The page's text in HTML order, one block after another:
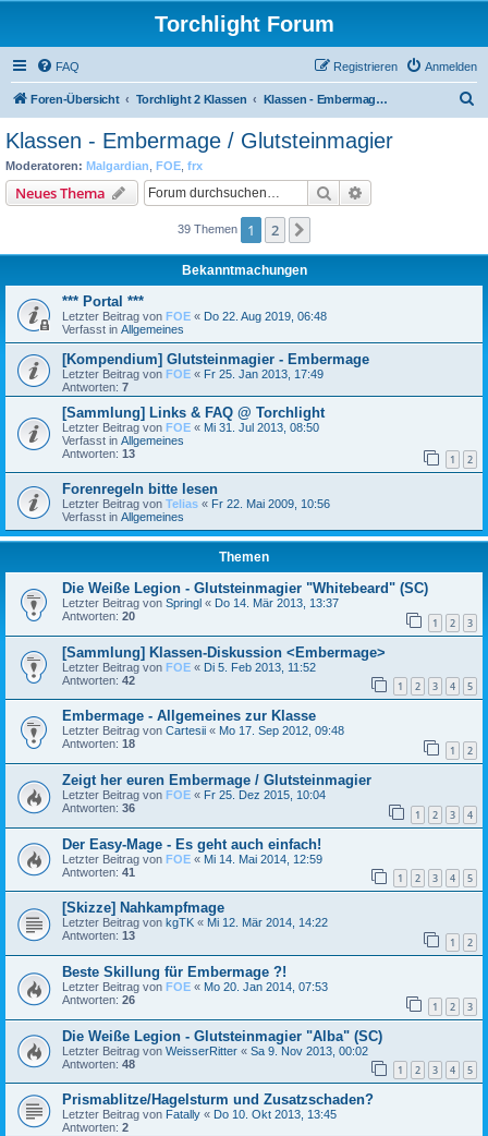
Torchlight Forum
FAQ Anmelden
Registrieren
Foren-Übersicht Torchlight 2 Klassen Klassen - Embermage / Glutsteinmagier
Klassen - Embermage / Glutsteinmagier
Moderatoren: Malgardian FOE frx
Neues Thema Suche
39 Themen 1 2
Bekanntmachungen
*** Portal ***
Letzter Beitrag von FOE « Do 22. Aug 2019, 06:48
Verfasst in Allgemeines
[Kompendium] Glutsteinmagier - Embermage
Letzter Beitrag von FOE « Fr 25. Jan 2013, 17:49
Antworten: 7
[Sammlung] Links & FAQ @ Torchlight
Letzter Beitrag von FOE « Mi 31. Jul 2013, 08:50
Verfasst in Allgemeines
Antworten: 13 1 2
Forenregeln bitte lesen
Letzter Beitrag von Telias « Fr 22. Mai 2009, 10:56
Verfasst in Allgemeines
Themen
Die Weiße Legion - Glutsteinmagier "Whitebeard" (SC)
Letzter Beitrag von Springl « Do 14. Mär 2013, 13:37
Antworten: 20 1 2 3
[Sammlung] Klassen-Diskussion <Embermage>
Letzter Beitrag von FOE « Di 5. Feb 2013, 11:52
Antworten: 42 1 2 3 4 5
Embermage - Allgemeines zur Klasse
Letzter Beitrag von Cartesii « Mo 17. Sep 2012, 09:48
Antworten: 18 1 2
Zeigt her euren Embermage / Glutsteinmagier
Letzter Beitrag von FOE « Fr 25. Dez 2015, 10:04
Antworten: 36 1 2 3 4
Der Easy-Mage - Es geht auch einfach!
Letzter Beitrag von FOE « Mi 14. Mai 2014, 12:59
Antworten: 41 1 2 3 4 5
[Skizze] Nahkampfmage
Letzter Beitrag von kgTK « Mi 12. Mär 2014, 14:22
Antworten: 13 1 2
Beste Skillung für Embermage ?!
Letzter Beitrag von FOE « Mo 20. Jan 2014, 07:53
Antworten: 26 1 2 3
Die Weiße Legion - Glutsteinmagier "Alba" (SC)
Letzter Beitrag von WeisserRitter « Sa 9. Nov 2013, 00:02
Antworten: 48 1 2 3 4 5
Prismablitze/Hagelsturm und Zusatzschaden?
Letzter Beitrag von Fatally « Do 10. Okt 2013, 13:45
Antworten: 2